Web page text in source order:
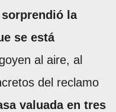
la
se está
al aire, al
del reclamo
valuada en tres